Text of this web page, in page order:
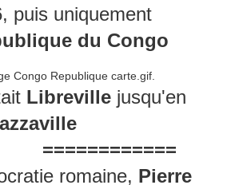
puis uniquement
du Congo
Libreville jusqu'en
romaine, Pierre